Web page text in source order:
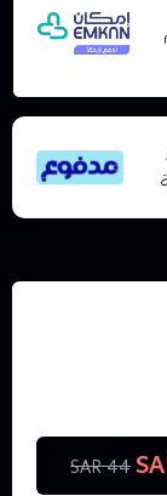
44 SAR